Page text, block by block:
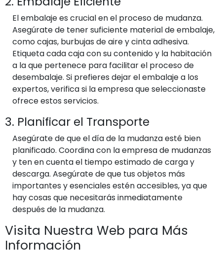
El embalaje es crucial en el proceso de mudanza.
Asegúrate de tener suficiente material de embalaje,
como cajas, burbujas de aire y cinta adhesiva.
Etiqueta cada caja con su contenido y la habitación
a la que pertenece para facilitar el proceso de
desembalaje. Si prefieres dejar el embalaje a los
expertos, verifica si la empresa que seleccionaste
ofrece estos servicios.
3. Planificar el Transporte
Asegúrate de que el día de la mudanza esté bien
planificado. Coordina con la empresa de mudanzas
y ten en cuenta el tiempo estimado de carga y
descarga. Asegúrate de que tus objetos más
importantes y esenciales estén accesibles, ya que
hay cosas que necesitarás inmediatamente
después de la mudanza.
Visita Nuestra Web para Más
Información